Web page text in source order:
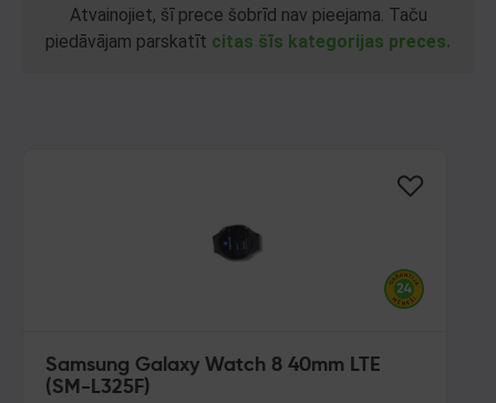
Atvainojiet, šī prece šobrīd nav pieejama. Taču
piedāvājam parskatīt citas šīs kategorijas preces.
Samsung Galaxy Watch 8 40mm LTE
(SM-L325F)